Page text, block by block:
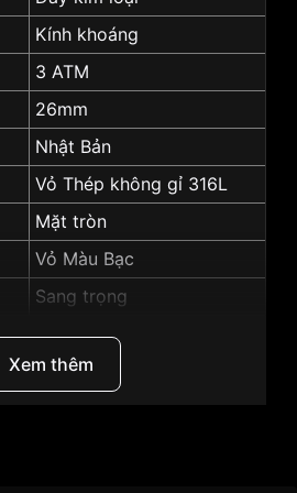
Kính khoáng
3 ATM
26mm
Nhật Bản
Vỏ Thép không gỉ 316L
Mặt tròn
Vỏ Màu Bạc
Sang trọng
Giờ, Phút
6.8mm
Xem thêm